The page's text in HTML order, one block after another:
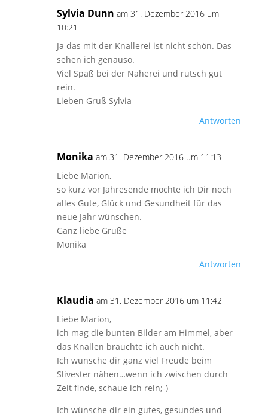
Sylvia Dunn am 31. Dezember 2016 um
10:21
Ja das mit der Knallerei ist nicht schön. Das
sehen ich genauso.
Viel Spaß bei der Näherei und rutsch gut
rein.
Lieben Gruß Sylvia
Antworten
Monika am 31. Dezember 2016 um 11:13
Liebe Marion,
so kurz vor Jahresende möchte ich Dir noch
alles Gute, Glück und Gesundheit für das
neue Jahr wünschen.
Ganz liebe Grüße
Monika
Antworten
Klaudia am 31. Dezember 2016 um 11:42
Liebe Marion,
ich mag die bunten Bilder am Himmel, aber
das Knallen bräuchte ich auch nicht.
Ich wünsche dir ganz viel Freude beim
Slivester nähen…wenn ich zwischen durch
Zeit finde, schaue ich rein;-)
Ich wünsche dir ein gutes, gesundes und